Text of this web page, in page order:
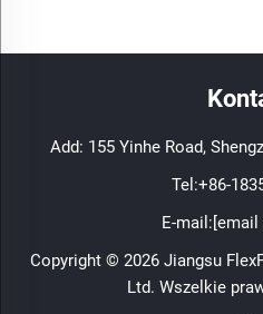
Add: 155 Yinhe Road,
Tel:+86-
E-mail:[email
Copyright © 2026 Jiangsu
Ltd. Wszelkie